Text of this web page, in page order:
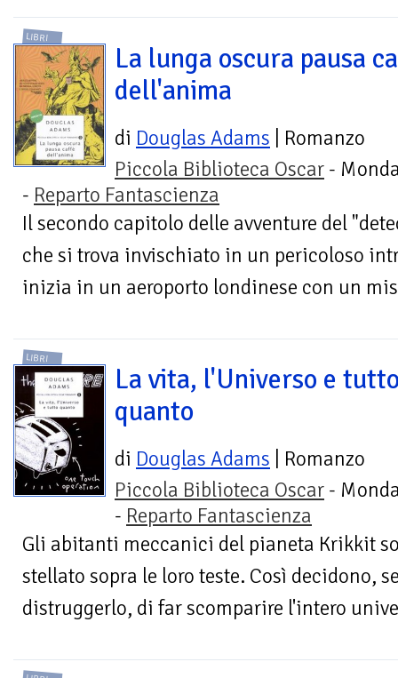
LIBRI
La lunga oscura pausa
dell'anima
di Douglas Adams | Romanzo
Piccola Biblioteca Oscar -
- Reparto Fantascienza
Il secondo capitolo delle avventure del
che si trova invischiato in un pericoloso
inizia in un aeroporto londinese con un
LIBRI
La vita, l'Universo e
quanto
di Douglas Adams | Romanzo
Piccola Biblioteca Oscar -
- Reparto Fantascienza
Gli abitanti meccanici del pianeta Krikkit
stellato sopra le loro teste. Così decidono,
distruggerlo, di far scomparire l'intero